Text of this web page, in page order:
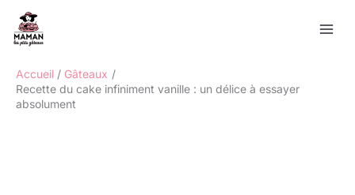
contenu
Accueil
Gâteaux
Recette du cake infiniment vanille : un délice à essayer
absolument
Rechercher